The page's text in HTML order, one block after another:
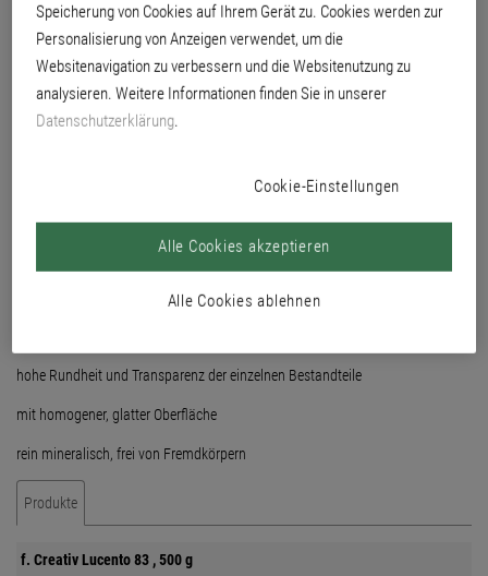
hohe Rundheit und Transparenz der einzelnen Bestandteile
mit homogener, glatter Oberfläche
rein mineralisch, frei von Fremdkörpern
Produkte
f. Creativ Lucento 83 , 500 g
Speicherung von Cookies auf Ihrem Gerät zu. Cookies werden zur
Personalisierung von Anzeigen verwendet, um die
Websitenavigation zu verbessern und die Websitenutzung zu
analysieren. Weitere Informationen finden Sie in unserer
Datenschutzerklärung.
Cookie-Einstellungen
Alle Cookies ablehnen
Alle Cookies akzeptieren